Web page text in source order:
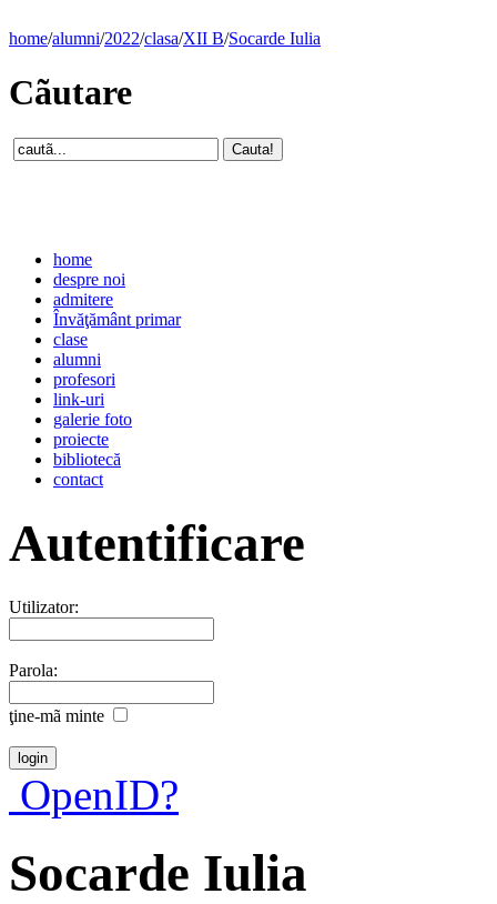
home/alumni/2022/clasa/XII B/Socarde Iulia
Cãutare
home
despre noi
admitere
Învăţământ primar
clase
alumni
profesori
link-uri
galerie foto
proiecte
bibliotecă
contact
Autentificare
Utilizator:
Parola:
ţine-mã minte
OpenID?
Socarde Iulia